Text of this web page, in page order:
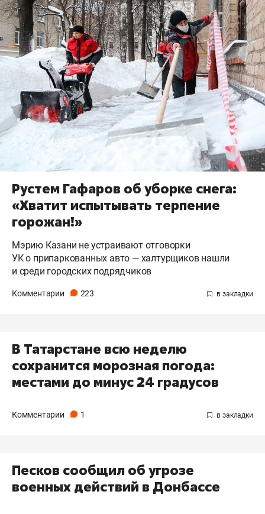
Рустем Гафаров об уборке снега:
«Хватит испытывать терпение
горожан!»
Мэрию Казани не устраивают отговорки
УК о припаркованных авто — халтурщиков нашли
и среди городских подрядчиков
Комментарии 223
В Татарстане всю неделю
сохранится морозная погода:
местами до минус 24 градусов
Комментарии 1
Песков сообщил об угрозе
военных действий в Донбассе